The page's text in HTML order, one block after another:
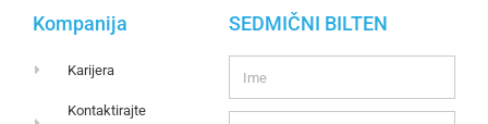
Kompanija
Karijera
Kontaktirajte
SEDMIČNI BILTEN